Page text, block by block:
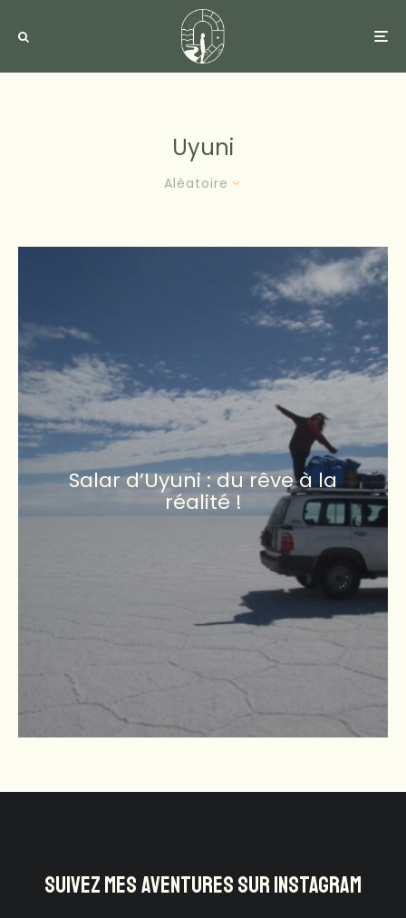
Uyuni
Aléatoire
Salar d’Uyuni : du rêve à la
réalité !
SUIVEZ MES AVENTURES SUR INSTAGRAM